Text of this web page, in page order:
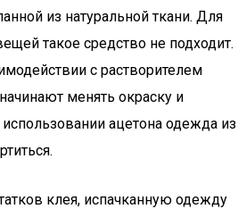
из натуральной ткани. Для
такое средство не подходит.
с растворителем
менять окраску и
ацетона одежда из
клея, испачканную одежду